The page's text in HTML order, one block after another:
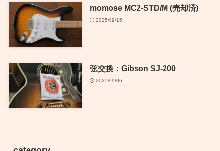
momose MC2-STD/M (売却済)
2025/09/15
弦交換：Gibson SJ-200
2025/09/06